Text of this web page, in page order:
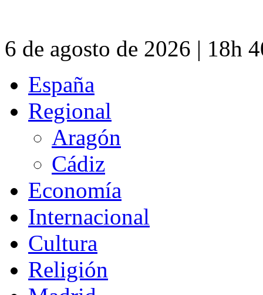
6 de agosto de 2026 | 18h
España
Regional
Aragón
Cádiz
Economía
Internacional
Cultura
Religión